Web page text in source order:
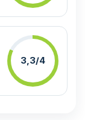
3,3/4